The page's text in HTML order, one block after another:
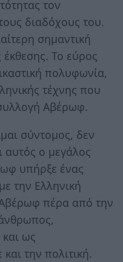
τον
διαδόχους του.
σημαντική
Το εύρος
πολυφωνία,
τέχνης που
Αβέρωφ.
σύντομος, δεν
ο μεγάλος
υπήρξε ένας
την Ελληνική
πέρα από την
ως
την πολιτική.